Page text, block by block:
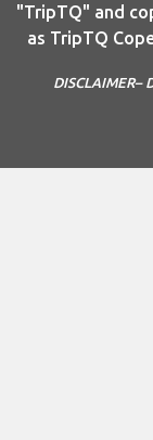
"TripTQ" and
as TripTQ